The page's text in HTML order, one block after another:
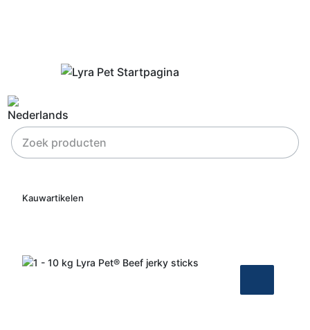
Kauwartikelen